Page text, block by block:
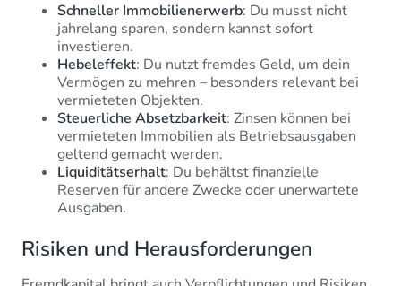
Schneller Immobilienerwerb: Du musst nicht
jahrelang sparen, sondern kannst sofort
investieren.
Hebeleffekt: Du nutzt fremdes Geld, um dein
Vermögen zu mehren – besonders relevant bei
vermieteten Objekten.
Steuerliche Absetzbarkeit: Zinsen können bei
vermieteten Immobilien als Betriebsausgaben
geltend gemacht werden.
Liquiditätserhalt: Du behältst finanzielle
Reserven für andere Zwecke oder unerwartete
Ausgaben.
Risiken und Herausforderungen